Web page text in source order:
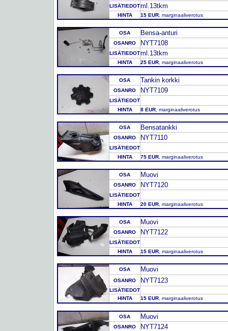
LISÄTIEDOTml.13tkm
HINTA 15 EUR , marginaaliverotus
OSA Bensa-anturi
OSANRO NYT7108
LISÄTIEDOTml.13tkm
HINTA 25 EUR , marginaaliverotus
OSA Tankin korkki
OSANRO NYT7109
LISÄTIEDOT
HINTA
8 EUR , marginaaliverotus
OSA Bensatankki
OSANRO NYT7110
LISÄTIEDOT
HINTA
75 EUR , marginaaliverotus
OSA Muovi
OSANRO NYT7120
LISÄTIEDOT
HINTA
20 EUR , marginaaliverotus
OSA Muovi
OSANRO NYT7122
LISÄTIEDOT
HINTA
15 EUR , marginaaliverotus
OSA Muovi
OSANRO NYT7123
LISÄTIEDOT
HINTA
15 EUR , marginaaliverotus
OSA Muovi
OSANRO NYT7124